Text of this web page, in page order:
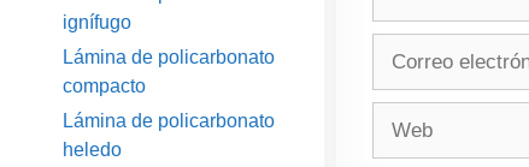
ignífugo
Lámina de policarbonato
compacto
Lámina de policarbonato
heledo